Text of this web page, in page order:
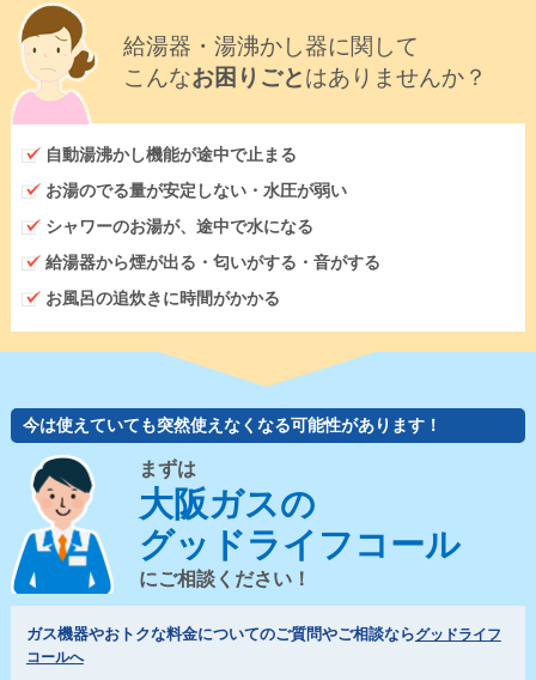
給湯器・湯沸かし器に関して
こんなお困りごとはありませんか？
自動湯沸かし機能が途中で止まる
お湯のでる量が安定しない・水圧が弱い
シャワーのお湯が、途中で水になる
給湯器から煙が出る・匂いがする・音がする
お風呂の追炊きに時間がかかる
今は使えていても突然使えなくなる可能性があります！
まずは
大阪ガスの
グッドライフコール
にご相談ください！
ガス機器やおトクな料金についてのご質問やご相談ならグッドライフ
コールへ